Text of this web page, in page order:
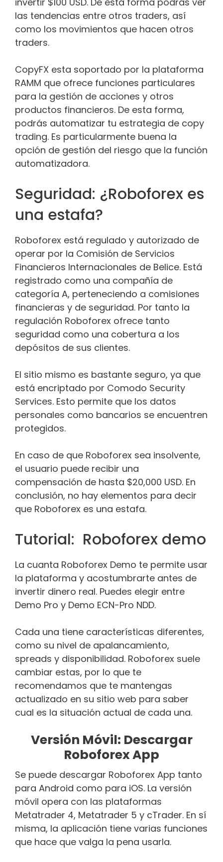
las tendencias entre otros traders, así
como los movimientos que hacen otros
traders.
CopyFX esta soportado por la plataforma
RAMM que ofrece funciones particulares
para la gestión de acciones y otros
productos financieros. De esta forma,
podrás automatizar tu estrategia de copy
trading. Es particularmente buena la
opción de gestión del riesgo que la función
automatizadora.
Seguridad: ¿Roboforex es
una estafa?
Roboforex está regulado y autorizado de
operar por la Comisión de Servicios
Financieros Internacionales de Belice. Está
registrado como una compañía de
categoría A, perteneciendo a comisiones
financieras y de seguridad. Por tanto la
regulación Roboforex ofrece tanto
seguridad como una cobertura a los
depósitos de sus clientes.
El sitio mismo es bastante seguro, ya que
está encriptado por Comodo Security
Services. Esto permite que los datos
personales como bancarios se encuentren
protegidos.
En caso de que Roboforex sea insolvente,
el usuario puede recibir una
compensación de hasta $20,000 USD. En
conclusión, no hay elementos para decir
que Roboforex es una estafa.
Tutorial: Roboforex demo
La cuanta Roboforex Demo te permite usar
la plataforma y acostumbrarte antes de
invertir dinero real. Puedes elegir entre
Demo Pro y Demo ECN-Pro NDD.
Cada una tiene características diferentes,
como su nivel de apalancamiento,
spreads y disponibilidad. Roboforex suele
cambiar estas, por lo que te
recomendamos que te mantengas
actualizado en su sitio web para saber
cual es la situación actual de cada una.
Versión Móvil: Descargar
Roboforex App
Se puede descargar Roboforex App tanto
para Android como para iOS. La versión
móvil opera con las plataformas
Metatrader 4, Metatrader 5 y cTrader. En sí
misma, la aplicación tiene varias funciones
que hace que valga la pena usarla.